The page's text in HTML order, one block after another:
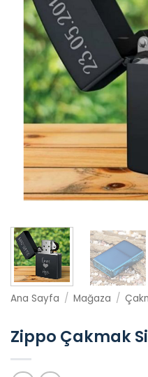
Ana Sayfa / Mağaza /
Zippo Çakmak